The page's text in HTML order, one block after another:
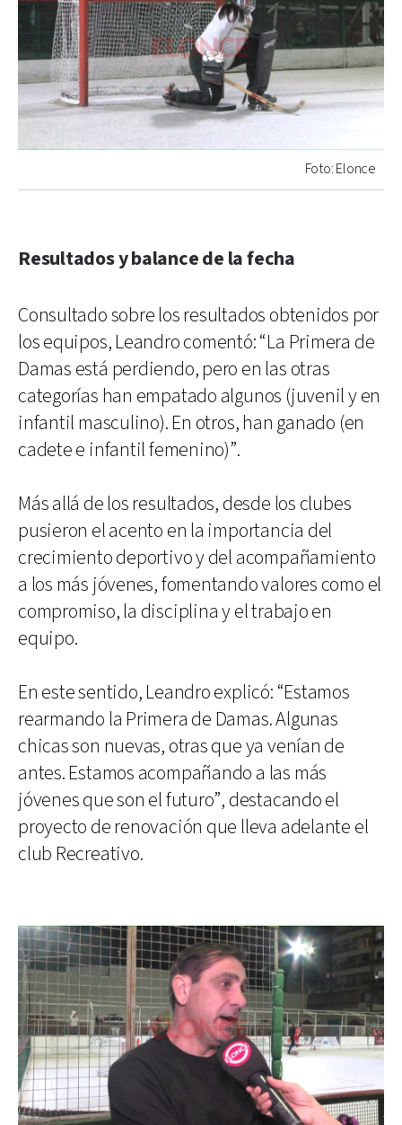
Foto: Elonce
Resultados y balance de la fecha
Consultado sobre los resultados obtenidos por
los equipos, Leandro comentó: “La Primera de
Damas está perdiendo, pero en las otras
categorías han empatado algunos (juvenil y en
infantil masculino). En otros, han ganado (en
cadete e infantil femenino)”.
Más allá de los resultados, desde los clubes
pusieron el acento en la importancia del
crecimiento deportivo y del acompañamiento
a los más jóvenes, fomentando valores como el
compromiso, la disciplina y el trabajo en
equipo.
En este sentido, Leandro explicó: “Estamos
rearmando la Primera de Damas. Algunas
chicas son nuevas, otras que ya venían de
antes. Estamos acompañando a las más
jóvenes que son el futuro”, destacando el
proyecto de renovación que lleva adelante el
club Recreativo.